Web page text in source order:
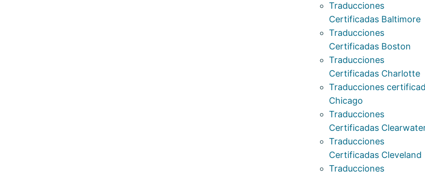
Traducciones
Certificadas Baltimore
Traducciones
Certificadas Boston
Traducciones
Certificadas Charlotte
Traducciones
Chicago
Traducciones
Certificadas
Traducciones
Certificadas Cleveland
Traducciones